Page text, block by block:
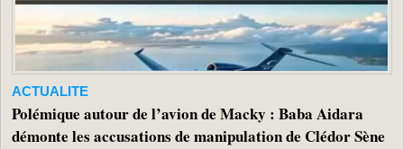
ACTUALITE
Polémique autour de l’avion de Macky : Baba Aidara
démonte les accusations de manipulation de Clédor Sène